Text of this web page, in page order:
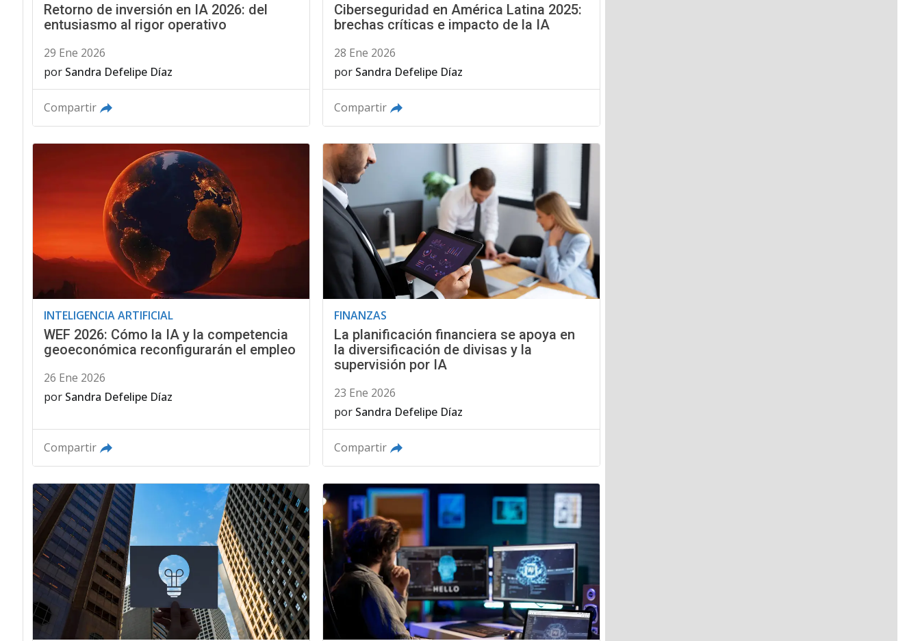
Retorno de inversión en IA 2026: del
entusiasmo al rigor operativo
29 Ene 2026
por Sandra Defelipe Díaz
Compartir
Ciberseguridad en América Latina 2025:
brechas críticas e impacto de la IA
28 Ene 2026
por Sandra Defelipe Díaz
Compartir
INTELIGENCIA ARTIFICIAL
WEF 2026: Cómo la IA y la competencia
geoeconómica reconfigurarán el empleo
26 Ene 2026
por Sandra Defelipe Díaz
Compartir
FINANZAS
La planificación financiera se apoya en
la diversificación de divisas y la
supervisión por IA
23 Ene 2026
por Sandra Defelipe Díaz
Compartir